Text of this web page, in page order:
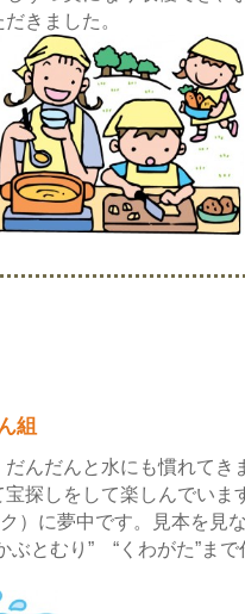
きました。
組
んだんと水にも慣れてき
探しをして楽しんでいま
）に夢中です。見本を見
ぶとむり” “くわがた”ま